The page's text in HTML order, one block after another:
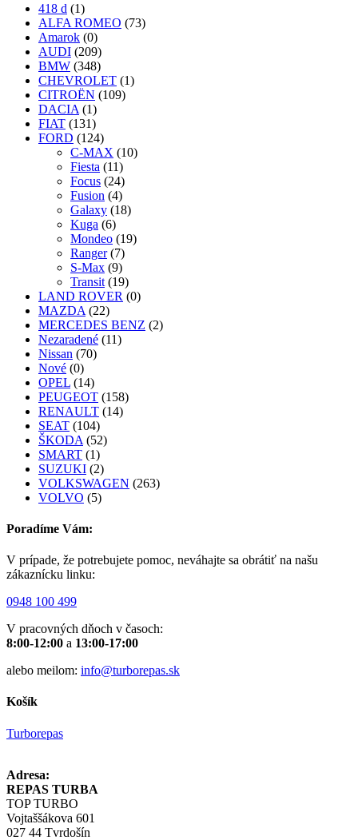
418 d (1)
ALFA ROMEO (73)
Amarok (0)
AUDI (209)
BMW (348)
CHEVROLET (1)
CITROËN (109)
DACIA (1)
FIAT (131)
FORD (124)
C-MAX (10)
Fiesta (11)
Focus (24)
Fusion (4)
Galaxy (18)
Kuga (6)
Mondeo (19)
Ranger (7)
S-Max (9)
Transit (19)
LAND ROVER (0)
MAZDA (22)
MERCEDES BENZ (2)
Nezaradené (11)
Nissan (70)
Nové (0)
OPEL (14)
PEUGEOT (158)
RENAULT (14)
SEAT (104)
ŠKODA (52)
SMART (1)
SUZUKI (2)
VOLKSWAGEN (263)
VOLVO (5)
Poradíme Vám:
V prípade, že potrebujete pomoc, neváhajte sa obrátiť na našu
zákaznícku linku:
0948 100 499
V pracovných dňoch v časoch:
8:00-12:00 a 13:00-17:00
alebo meilom: info@turborepas.sk
Košík
Turborepas
Adresa:
REPAS TURBA
TOP TURBO
Vojtaššákova 601
027 44 Tvrdošín